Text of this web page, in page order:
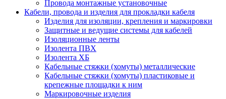
Провода монтажные установочные
Кабели, провода и изделия для прокладки кабеля
Изделия для изоляции, крепления и маркировки
Защитные и ведущие системы для кабелей
Изоляционные ленты
Изолента ПВХ
Изолента ХБ
Кабельные стяжки (хомуты) металлические
Кабельные стяжки (хомуты) пластиковые и
крепежные площадки к ним
Маркировочные изделия